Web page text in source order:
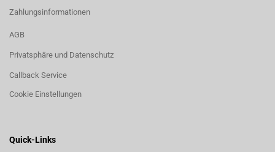
Zahlungsinformationen
AGB
Privatsphäre und Datenschutz
Callback Service
Cookie Einstellungen
Quick-Links